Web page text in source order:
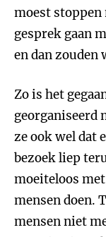
moest
gesprek gaan
en dan zouden
Zo is het
georganiseerd
ze ook wel dat
bezoek liep
moeiteloos
mensen doen.
mensen niet